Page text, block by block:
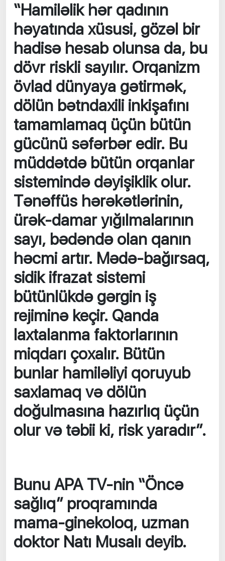
“Hamiləlik hər qadının
həyatında xüsusi, gözəl bir
hadisə hesab olunsa da, bu
dövr riskli sayılır. Orqanizm
övlad dünyaya gətirmək,
dölün bətndaxili inkişafını
tamamlamaq üçün bütün
gücünü səfərbər edir. Bu
müddətdə bütün orqanlar
sistemində dəyişiklik olur.
Tənəffüs hərəkətlərinin,
ürək-damar yığılmalarının
sayı, bədəndə olan qanın
həcmi artır. Mədə-bağırsaq,
sidik ifrazat sistemi
bütünlükdə gərgin iş
rejiminə keçir. Qanda
laxtalanma faktorlarının
miqdarı çoxalır. Bütün
bunlar hamiləliyi qoruyub
saxlamaq və dölün
doğulmasına hazırlıq üçün
olur və təbii ki, risk yaradır”.
Bunu APA TV-nin “Öncə
sağlıq” proqramında
mama-ginekoloq, uzman
doktor Natı Musalı deyib.